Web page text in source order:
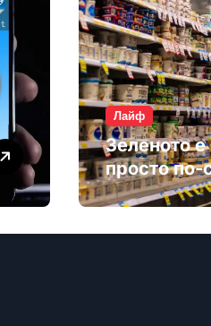
Лайф
Зеленото е
просто по-
маркетинг